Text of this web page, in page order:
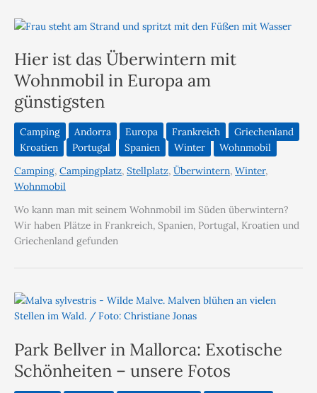
Hier ist das Überwintern mit
Wohnmobil in Europa am
günstigsten
Camping Andorra Europa Frankreich
Griechenland
Kroatien
Portugal Spanien Winter
Wohnmobil
Camping, Campingplatz, Stellplatz, Überwintern, Winter,
Wohnmobil
Wo kann man mit seinem Wohnmobil im Süden überwintern?
Wir haben Plätze in Frankreich, Spanien, Portugal, Kroatien und
Griechenland gefunden
Park Bellver in Mallorca: Exotische
Schönheiten – unsere Fotos